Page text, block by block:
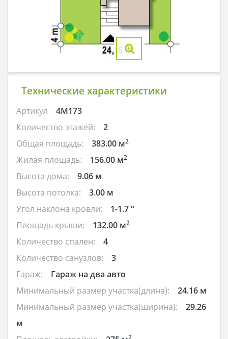
Технические характеристики
Артикул
4M173
Количество этажей:
2
Общая площадь:
383.00 м2
Жилая площадь: 156.00 м2
Высота дома:
9.06 м
Высота потолка:
3.00 м
Угол наклона кровли:
1-1.7 °
Площадь крыши:
132.00 м2
Количество спален:
4
Количество санузлов:
3
Гараж:
Гараж на два авто
Минимальный размер участка(длина):
24.16 м
Минимальный размер участка(ширина):
29.26
м
2